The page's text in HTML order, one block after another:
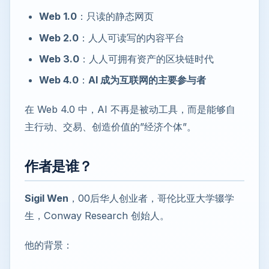
Web 1.0 ：只读的静态网页
Web 2.0 ：人人可读写的内容平台
Web 3.0 ：人人可拥有资产的区块链时代
Web 4.0 ： AI 成为互联网的主要参与者
在 Web 4.0 中，AI 不再是被动工具，而是能够自
主行动、交易、创造价值的”经济个体”。
作者是谁？
Sigil Wen ，00后华人创业者，哥伦比亚大学辍学
生，Conway Research 创始人。
他的背景：